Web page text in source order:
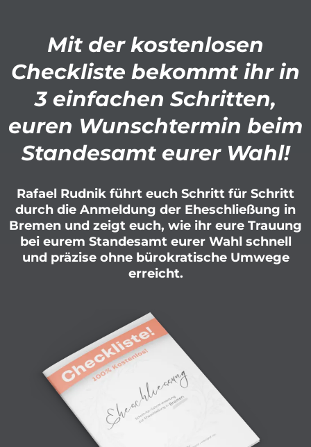
Mit der kostenlosen
Checkliste bekommt ihr in
3 einfachen Schritten,
euren Wunschtermin beim
Standesamt eurer Wahl!​
Rafael Rudnik führt euch Schritt für Schritt
durch die Anmeldung der Eheschließung in
Bremen und zeigt euch, wie ihr eure Trauung
bei eurem Standesamt eurer Wahl schnell
und präzise ohne bürokratische Umwege
erreicht.​